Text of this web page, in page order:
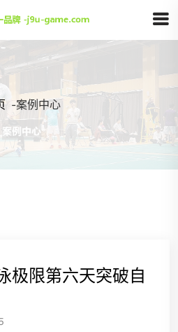
-案例中心
极限第六天突破自